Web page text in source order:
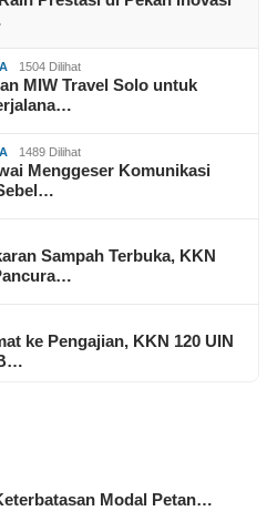
1504 Dilihat
MIW Travel Solo untuk
1489 Dilihat
Menggeser Komunikasi
Sampah Terbuka, KKN
ke Pengajian, KKN 120 UIN
Modal Petan…